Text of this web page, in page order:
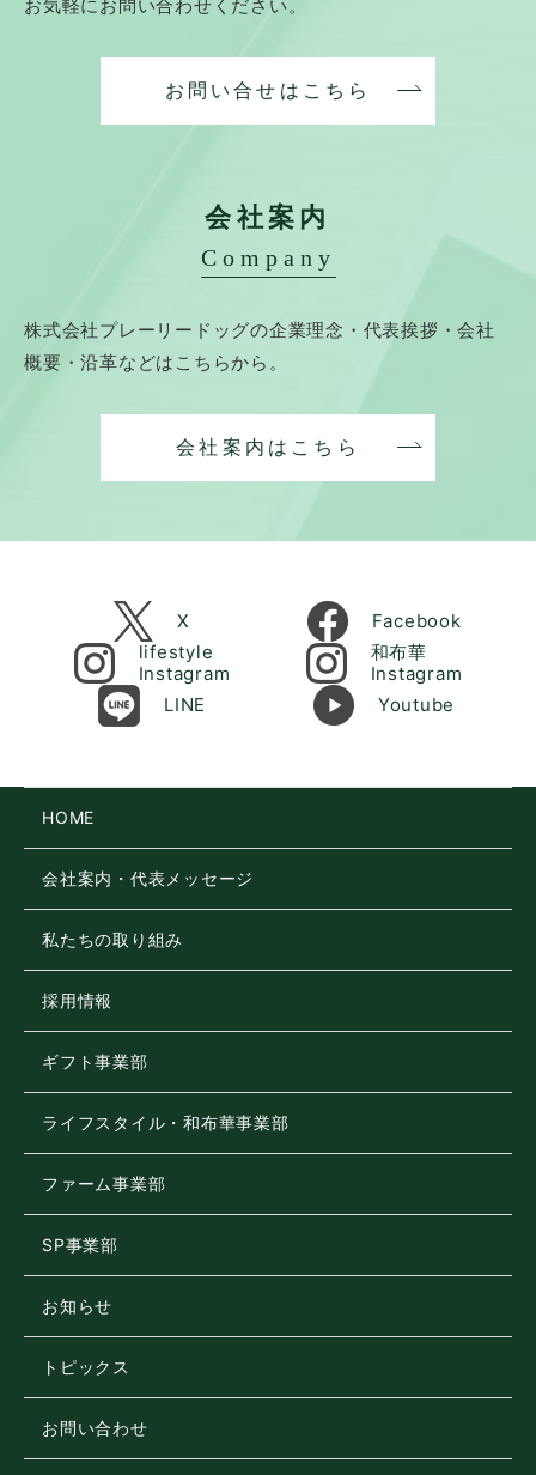
お気軽にお問い合わせください。
お問い合せはこちら
会社案内
Company
株式会社プレーリードッグの企業理念・代表挨拶・会社
概要・沿革などはこちらから。
会社案内はこちら
X
Facebook
lifestyle
Instagram
和布華
Instagram
LINE
Youtube
HOME
会社案内・代表メッセージ
私たちの取り組み
採用情報
ギフト事業部
ライフスタイル・和布華事業部
ファーム事業部
SP事業部
お知らせ
トピックス
お問い合わせ